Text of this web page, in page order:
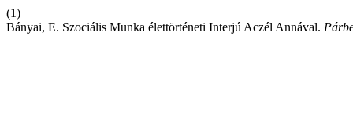
(1)
Bányai, E. Szociális Munka élettörténeti Interjú Aczél Annával.